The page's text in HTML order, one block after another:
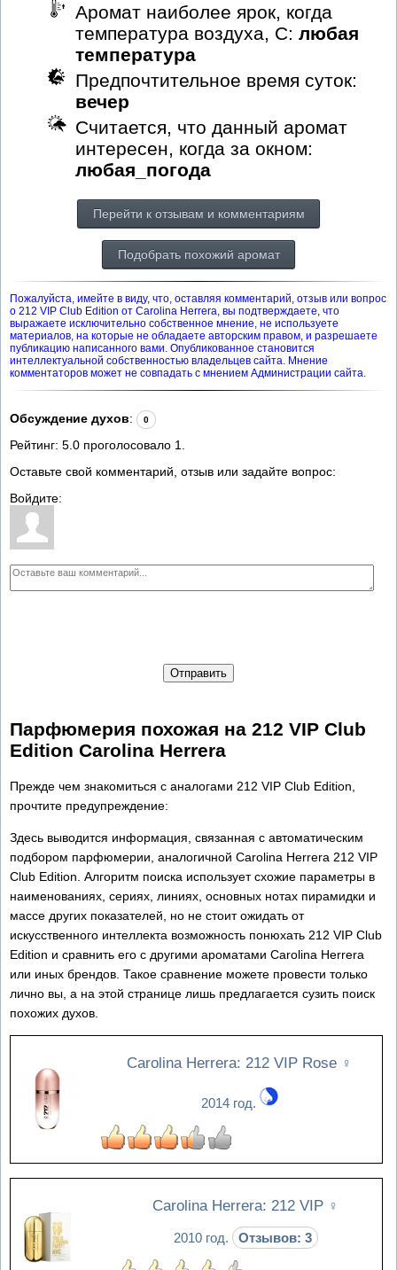
Аромат наиболее ярок, когда
температура воздуха, С: любая
температура
Предпочтительное время суток:
вечер
Считается, что данный аромат
интересен, когда за окном:
любая_погода
Перейти к отзывам и комментариям
Подобрать похожий аромат
Пожалуйста, имейте в виду, что, оставляя комментарий, отзыв или вопрос
о 212 VIP Club Edition от Carolina Herrera, вы подтверждаете, что
выражаете исключительно собственное мнение, не используете
материалов, на которые не обладаете авторским правом, и разрешаете
публикацию написанного вами. Опубликованное становится
интеллектуальной собственностью владельцев сайта. Мнение
комментаторов может не совпадать с мнением Администрации сайта.
Обсуждение духов: 0
Рейтинг: 5.0 проголосовало 1
Оставьте свой комментарий, отзыв или задайте вопрос:
Войдите:
Отправить
Парфюмерия похожая на 212 VIP Club
Edition Carolina Herrera
Прежде чем знакомиться с аналогами 212 VIP Club Edition,
прочтите предупреждение:
Здесь выводится информация, связанная с автоматическим
подбором парфюмерии, аналогичной Carolina Herrera 212 VIP
Club Edition. Алгоритм поиска использует схожие параметры в
наименованиях, сериях, линиях, основных нотах пирамидки и
массе других показателей, но не стоит ожидать от
искусственного интеллекта возможность понюхать 212 VIP Club
Edition и сравнить его с другими ароматами Carolina Herrera
или иных брендов. Такое сравнение можете провести только
лично вы, а на этой странице лишь предлагается сузить поиск
похожих духов.
Carolina Herrera: 212 VIP Rose ♀
2014 год.
Carolina Herrera: 212 VIP ♀
2010 год. Отзывов: 3